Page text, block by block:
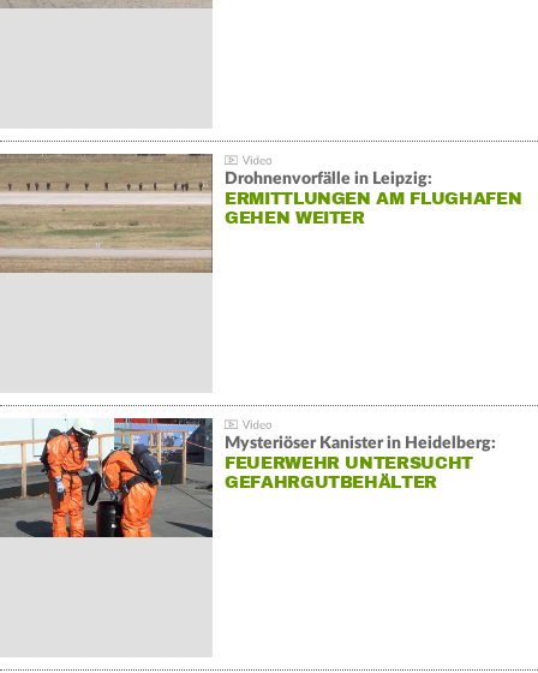
Drohnenvorfälle in Leipzig:
ERMITTLUNGEN AM FLUGHAFEN
GEHEN WEITER
Mysteriöser Kanister in Heidelberg:
FEUERWEHR UNTERSUCHT
GEFAHRGUTBEHÄLTER